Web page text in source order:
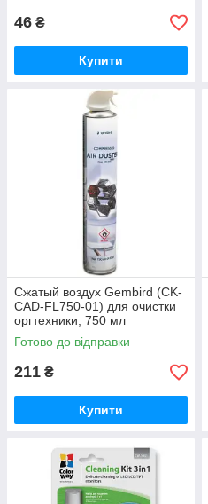
46 ₴
Купити
Сжатый воздух Gembird (CK-
CAD-FL750-01) для очистки
оргтехники, 750 мл
Готово до відправки
211 ₴
Купити